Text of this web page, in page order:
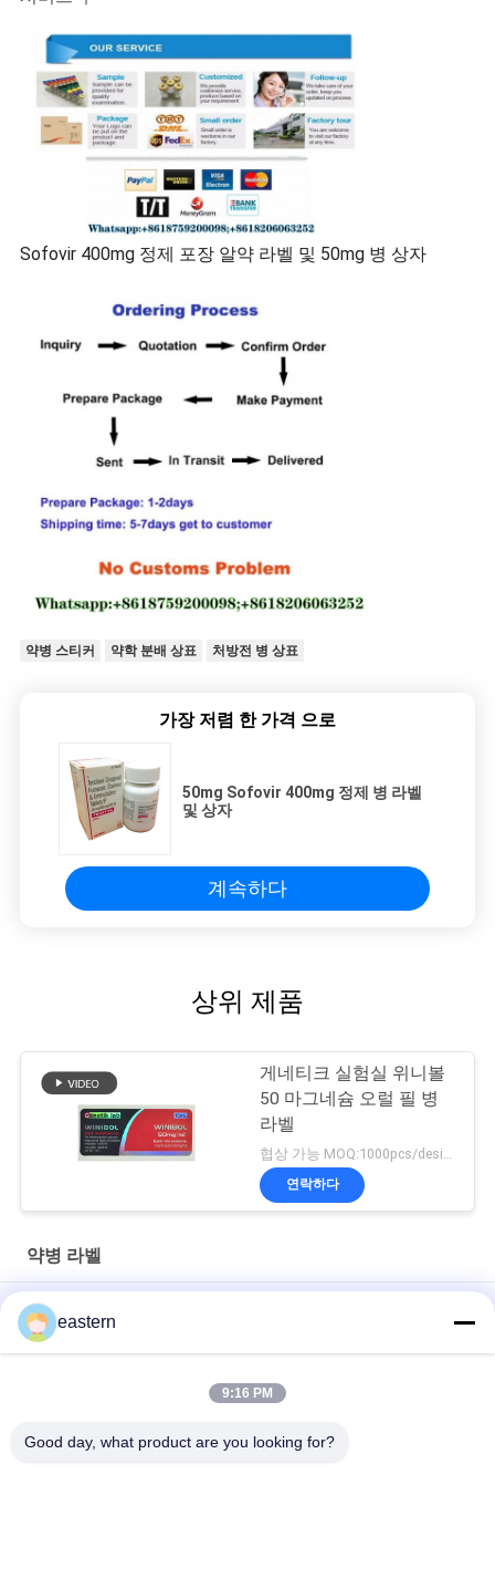
Sofovir 400mg 정제 포장 알약 라벨 및 50mg 병 상자
약병 스티커 약학 분배 상표 처방전 병 상표
가장 저렴 한 가격 으로
50mg Sofovir 400mg 정제 병 라벨
및 상자
계속하다
상위 제품
게네티크 실험실 위니볼
50 마그네슘 오럴 필 병
라벨
협상 가능 MOQ:1000pcs/design
연락하다
약병 라벨
경구용 시알리스 타달라필 100mg 라벨
SS-31 강한 접착제 라벨 펩타이드 플라스크 라벨
바이오멕스 실험실 기록저장소 동화작용 주문 제작된 브랜드와 광
eastern
9:16 PM
Good day, what product are you looking for?